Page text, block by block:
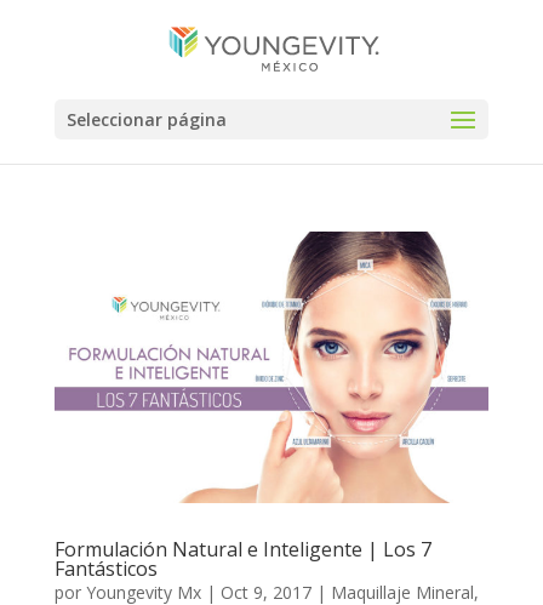
Seleccionar página
Formulación Natural e Inteligente | Los 7
Fantásticos
por Youngevity Mx| Oct 9, 2017| Maquillaje Mineral,